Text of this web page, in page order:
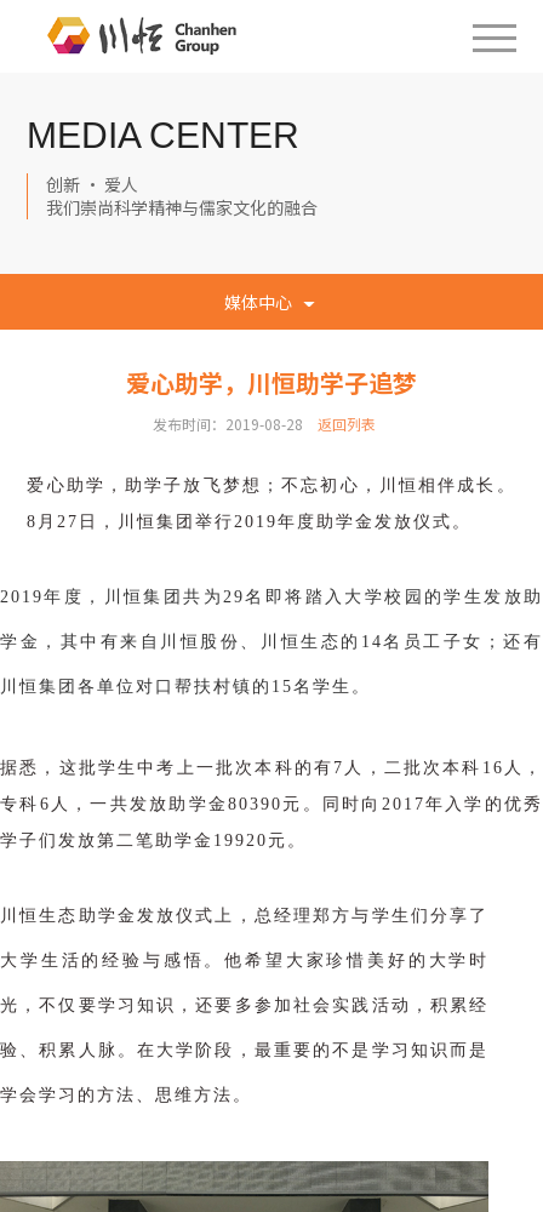
MEDIA CENTER
创新 · 爱人
我们崇尚科学精神与儒家文化的融合
媒体中心
爱心助学，川恒助学子追梦
发布时间：2019-08-28 返回列表
爱心助学，助学子放飞梦想；不忘初心，川恒相伴成长。
8月27 日，川恒集团举行2019年度助学金发放仪式。
2019年度，川恒集团共为29名即将踏入大学校园的学生发放助
学金，其中有来自川恒股份、川恒生态的14名员工子女；还有
川恒集团各单位对口帮扶村镇的 15名学生。
据悉，这批学生中考上一批次本科的有7人 ，二批次本科 16人
，
专科6 人，一共发放助学金 80390元。
同时向2017年入学的优秀
学子们发放第二笔助学金19920元。
川恒生态助学金发放仪式上，总经理郑方与学生们分享了
大学生活的经验与感悟。他希望大家珍惜美好的大学时
光，不仅要学习知识，还要多参加社会实践活动，积累经
验、积累人脉。在大学阶段，最重要的不是学习知识而是
学会学习的方法、思维方法。